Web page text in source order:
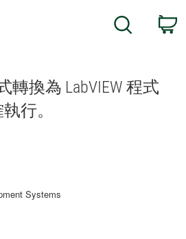
Search
轉換為 LabVIEW 程式
行。
Systems